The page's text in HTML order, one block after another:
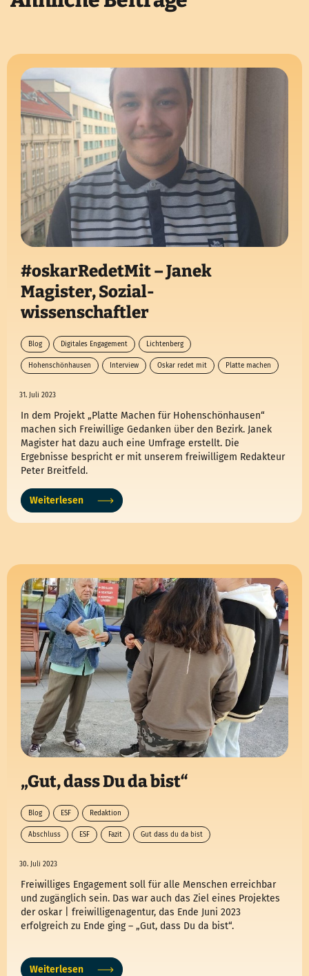
#oskarRedetMit – Janek
Magister, Sozial-
wissenschaftler
Blog Digitales Engagement Lichtenberg
Hohenschönhausen Interview Oskar redet mit Platte machen
31. Juli 2023
In dem Projekt „Platte Machen für Hohenschönhausen“
machen sich Freiwillige Gedanken über den Bezirk. Janek
Magister hat dazu auch eine Umfrage erstellt. Die
Ergebnisse bespricht er mit unserem freiwilligem Redakteur
Peter Breitfeld.
Weiterlesen
„Gut, dass Du da bist“
Blog ESF Redaktion
Abschluss ESF Fazit Gut dass du da bist
30. Juli 2023
Freiwilliges Engagement soll für alle Menschen erreichbar
und zugänglich sein. Das war auch das Ziel eines Projektes
der oskar | freiwilligenagentur, das Ende Juni 2023
erfolgreich zu Ende ging – „Gut, dass Du da bist“.
Weiterlesen